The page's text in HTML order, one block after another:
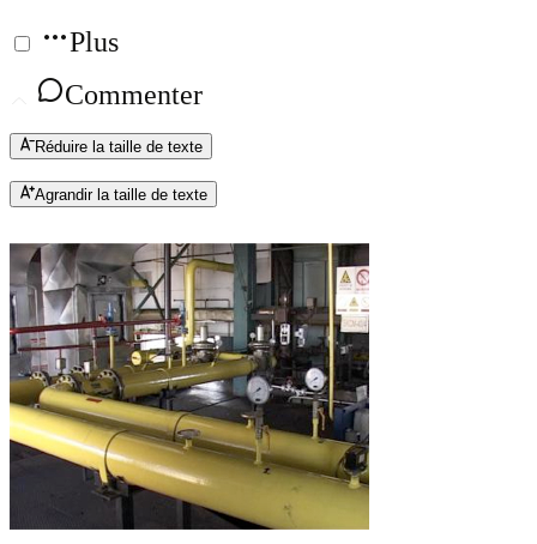
Plus
Commenter
Réduire la taille de texte
Agrandir la taille de texte